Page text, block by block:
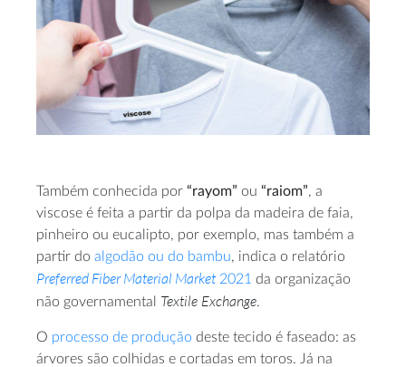
Também conhecida por “rayom” ou “raiom”, a
viscose é feita a partir da polpa da madeira de faia,
pinheiro ou eucalipto, por exemplo, mas também a
partir do algodão ou do bambu, indica o relatório
Preferred Fiber Material Market2021 da organização
não governamental Textile Exchange.
O processo de produção deste tecido é faseado: as
árvores são colhidas e cortadas em toros. Já na